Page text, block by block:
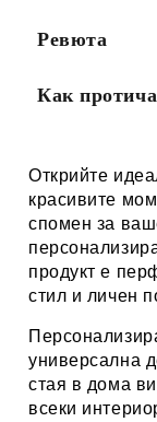
Ревюта
Как
Открийте
красивите
спомен за
продукт е
стил и личен
универсална
стая в дома
всеки